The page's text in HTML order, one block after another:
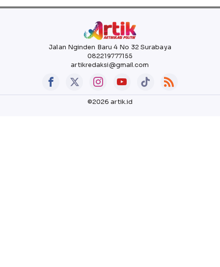
Jalan Nginden Baru 4 No 32 Surabaya
082219777155
artikredaksi@gmail.com
©2026 artik.id